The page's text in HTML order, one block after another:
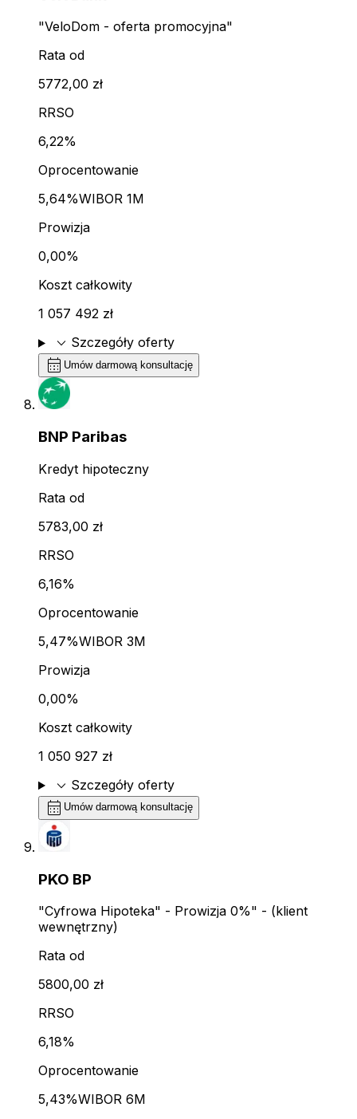
"VeloDom - oferta promocyjna"
Rata od
5772,00 zł
RRSO
6,22%
Oprocentowanie
5,64%WIBOR 1M
Prowizja
0,00%
Koszt całkowity
1 057 492 zł
expand_more Szczegóły oferty
calendar_month Umów darmową konsultację
BNP Paribas
Kredyt hipoteczny
Rata od
5783,00 zł
RRSO
6,16%
Oprocentowanie
5,47%WIBOR 3M
Prowizja
0,00%
Koszt całkowity
1 050 927 zł
expand_more Szczegóły oferty
calendar_month Umów darmową konsultację
PKO BP
"Cyfrowa Hipoteka" - Prowizja 0%" - (klient
wewnętrzny)
Rata od
5800,00 zł
RRSO
6,18%
Oprocentowanie
5,43%WIBOR 6M